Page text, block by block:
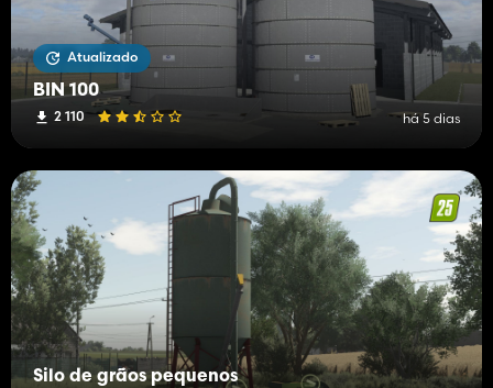
Atualizado
BIN 100
2 110 há 5 dias
Silo de grãos pequenos